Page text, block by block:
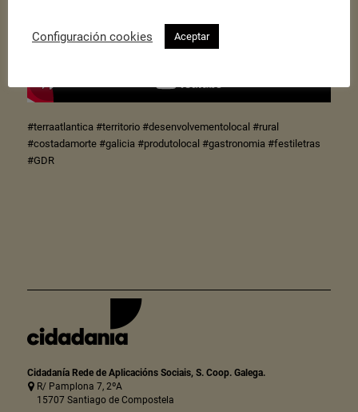
#terraatlantica #territorio #desenvolvementolocal #rural
#costadamorte #galicia #produtolocal #gastronomia #festiletras
#GDR
Cidadanía Rede de Aplicacións Sociais, S. Coop. Galega.
R/ Pamplona 7, 2ºA
15707 Santiago de Compostela
Configuración cookies Aceptar